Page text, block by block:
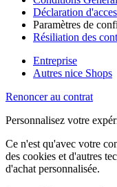
Déclaration
Paramètres de
Résiliation des
Entreprise
Autres nice Shops
Renoncer au contrat
Personnalisez votre
Ce n'est qu'avec votre
des cookies et d'autres
d'achat personnalisée.